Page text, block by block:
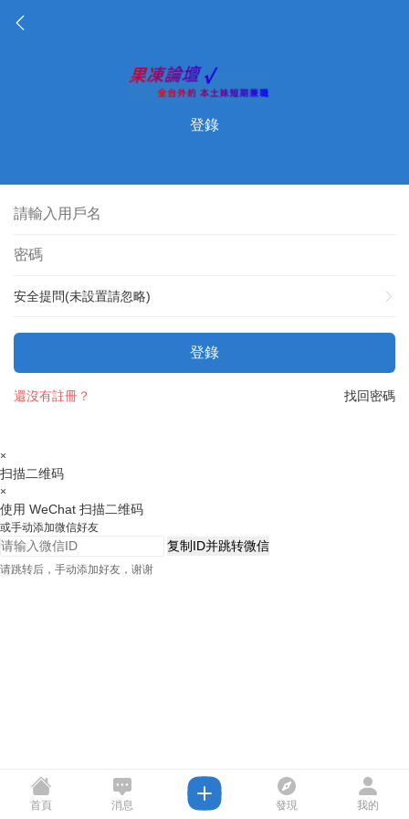
登錄
安全提問(未設置請忽略)
登錄
找回密碼
還沒有註冊？
×
扫描二维码
×
使用 WeChat 扫描二维码
或手动添加微信好友
复制ID并跳转微信
请跳转后，手动添加好友，谢谢
首頁 消息 發現 我的